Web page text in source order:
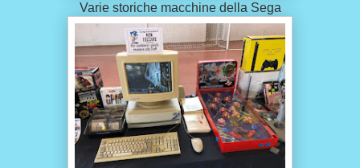
Varie storiche macchine della Sega